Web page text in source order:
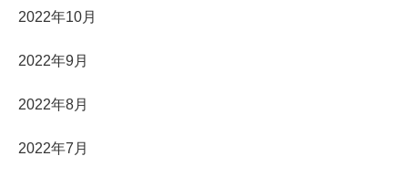
2022年10月
2022年9月
2022年8月
2022年7月